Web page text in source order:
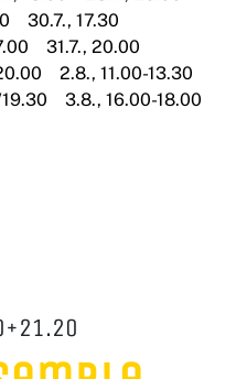
30.7., 17.30
31.7., 20.00
2.8., 11.00-13.30
3.8., 16.00-18.00